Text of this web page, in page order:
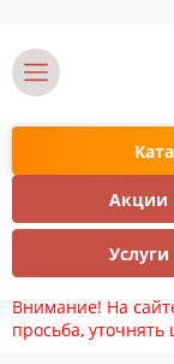
Акции
Услуги
Внимание! На
просьба,